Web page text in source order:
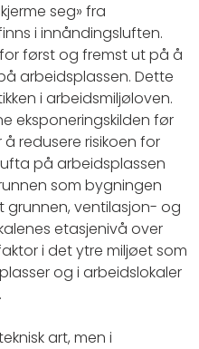
seg» fra
i innåndingsluften.
først og fremst ut på å
arbeidsplassen. Dette
i arbeidsmiljøloven.
eksponeringskilden før
redusere risikoen for
på arbeidsplassen
som bygningen
ventilasjon- og
etasjenivå over
i det ytre miljøet som
og i arbeidslokaler
art, men i